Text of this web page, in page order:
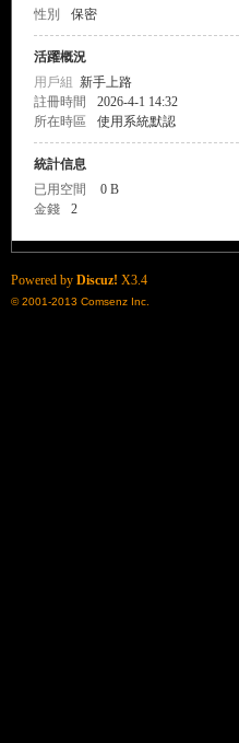
性別 保密
活躍概況
用戶組 新手上路
註冊時間
2026-4-1 14:32
所在時區
使用系統默認
統計信息
已用空間
0 B
金錢
2
Powered by Discuz! X3.4
© 2001-2013 Comsenz Inc.